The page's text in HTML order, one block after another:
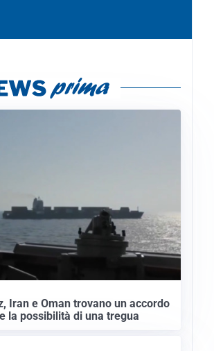
Iran e Oman trovano un accordo
la possibilità di una tregua